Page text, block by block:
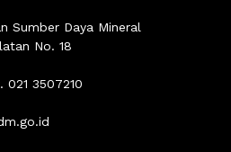
Sumber Daya Mineral
No. 18
021 3507210